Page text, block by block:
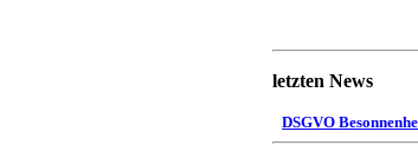
letzten News
DSGVO